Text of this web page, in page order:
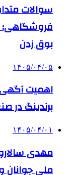
سوالات
فروشگاهی؛
بوق زدن
۱۴۰۵/۰۴/۰۵
اهمیت آگهی
برندینگ در
۱۴۰۵/۰۴/۰۱
مهدی
ملی جوانان